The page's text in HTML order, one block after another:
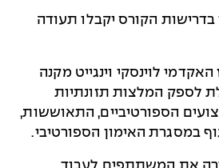
הקורס יקבלו תעודה
לוינסקי וינגייט מקנה
לספק המלצות תזונתיות
הספורטיביים, התאוששות,
במסגרת האימון הספורטיבי.